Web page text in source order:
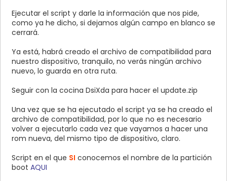
Ejecutar el script y darle la información que nos pide,
como ya he dicho, si dejamos algún campo en blanco se
cerrará.
Ya está, habrá creado el archivo de compatibilidad para
nuestro dispositivo, tranquilo, no verás ningún archivo
nuevo, lo guarda en otra ruta.
Seguir con la cocina DsiXda para hacer el update.zip
Una vez que se ha ejecutado el script ya se ha creado el
archivo de compatibilidad, por lo que no es necesario
volver a ejecutarlo cada vez que vayamos a hacer una
rom nueva, del mismo tipo de dispositivo, claro.
Script en el que SI conocemos el nombre de la partición
boot AQUI